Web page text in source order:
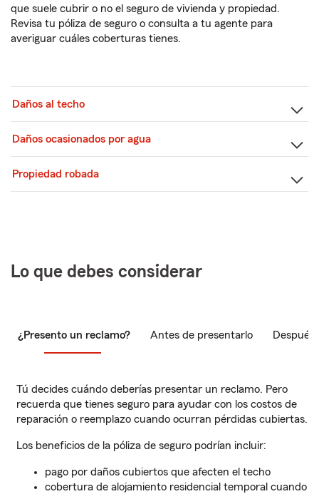
que suele cubrir o no el seguro de vivienda y propiedad.
Revisa tu póliza de seguro o consulta a tu agente para
averiguar cuáles coberturas tienes.
Daños al techo
Daños ocasionados por agua
Propiedad robada
Lo que debes considerar
¿Presento un reclamo? Antes de presentarlo
Tú decides cuándo deberías presentar un reclamo. Pero
recuerda que tienes seguro para ayudar con los costos de
reparación o reemplazo cuando ocurran pérdidas cubiertas.
Los beneficios de la póliza de seguro podrían incluir:
pago por daños cubiertos que afecten el techo
cobertura de alojamiento residencial temporal cuando